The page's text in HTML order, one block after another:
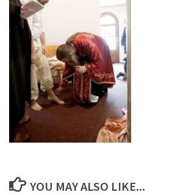
YOU MAY ALSO LIKE...